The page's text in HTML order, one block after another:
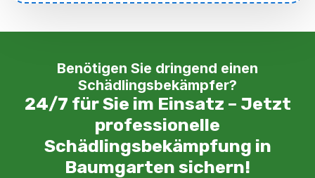
Benötigen Sie dringend einen
Schädlingsbekämpfer?
24/7 für Sie im Einsatz – Jetzt
professionelle
Schädlingsbekämpfung in
Baumgarten sichern!